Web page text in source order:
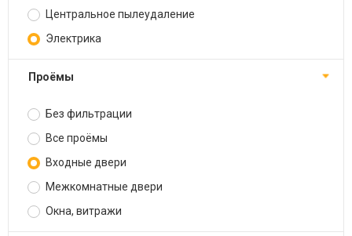
Центральное пылеудаление
Электрика
Проёмы
Без фильтрации
Все проёмы
Входные двери
Межкомнатные двери
Окна, витражи